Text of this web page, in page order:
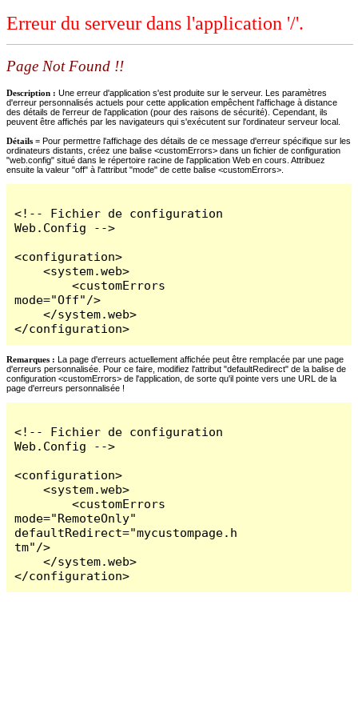
Erreur du serveur dans l'application '/'.
Page Not Found !!
Description : Une erreur d'application s'est produite sur le serveur. Les paramètres
d'erreur personnalisés actuels pour cette application empêchent l'affichage à distance
des détails de l'erreur de l'application (pour des raisons de sécurité). Cependant, ils
peuvent être affichés par les navigateurs qui s'exécutent sur l'ordinateur serveur local.
Détails = Pour permettre l'affichage des détails de ce message d'erreur spécifique sur les
ordinateurs distants, créez une balise <customErrors> dans un fichier de configuration
"web.config" situé dans le répertoire racine de l'application Web en cours. Attribuez
ensuite la valeur "off" à l'attribut "mode" de cette balise <customErrors>.
<!-- Fichier de configuration
Web.Config -->
<configuration>
    <system.web>
        <customErrors
mode="Off"/>
    </system.web>
</configuration>
Remarques : La page d'erreurs actuellement affichée peut être remplacée par une page
d'erreurs personnalisée. Pour ce faire, modifiez l'attribut "defaultRedirect" de la balise de
configuration <customErrors> de l'application, de sorte qu'il pointe vers une URL de la
page d'erreurs personnalisée !
<!-- Fichier de configuration
Web.Config -->
<configuration>
    <system.web>
        <customErrors
mode="RemoteOnly"
defaultRedirect="mycustompage.h
tm"/>
    </system.web>
</configuration>